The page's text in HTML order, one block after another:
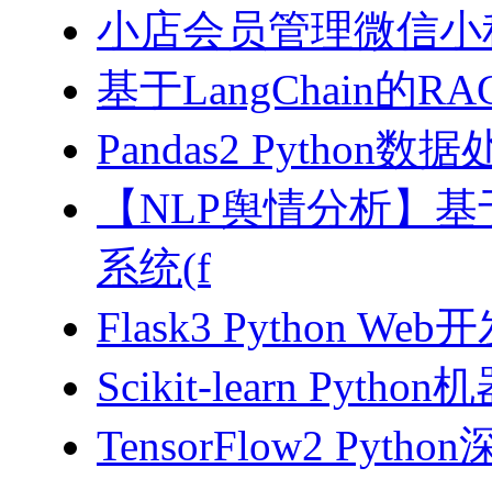
小店会员管理微信
基于LangChain的
Pandas2 Python数
【NLP舆情分析】
系统(f
Flask3 Python Web
Scikit-learn Python
TensorFlow2 Python